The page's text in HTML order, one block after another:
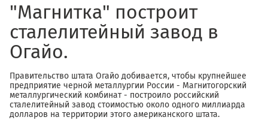
"Магнитка" построит
сталелитейный завод в
Огайо.
Правительство штата Огайо добивается, чтобы крупнейшее
предприятие черной металлургии России - Магнитогорский
металлургический комбинат - построило российский
сталелитейный завод стоимостью около одного миллиарда
долларов на территории этого американского штата.